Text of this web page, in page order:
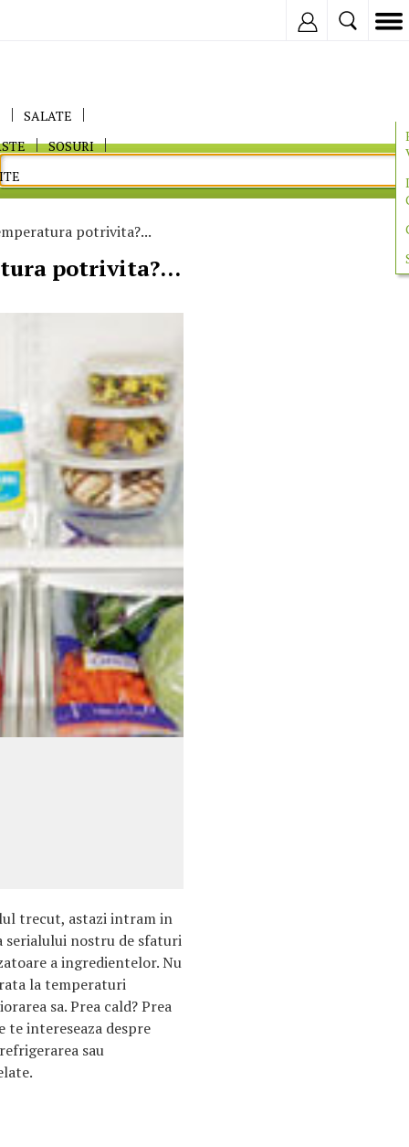
SALATE
SOSURI
potrivita?...
potrivita?...
trecut, astazi intram in
serialului nostru de sfaturi
a ingredientelor. Nu
la temperaturi
sa. Prea cald? Prea
te intereseaza despre
sau